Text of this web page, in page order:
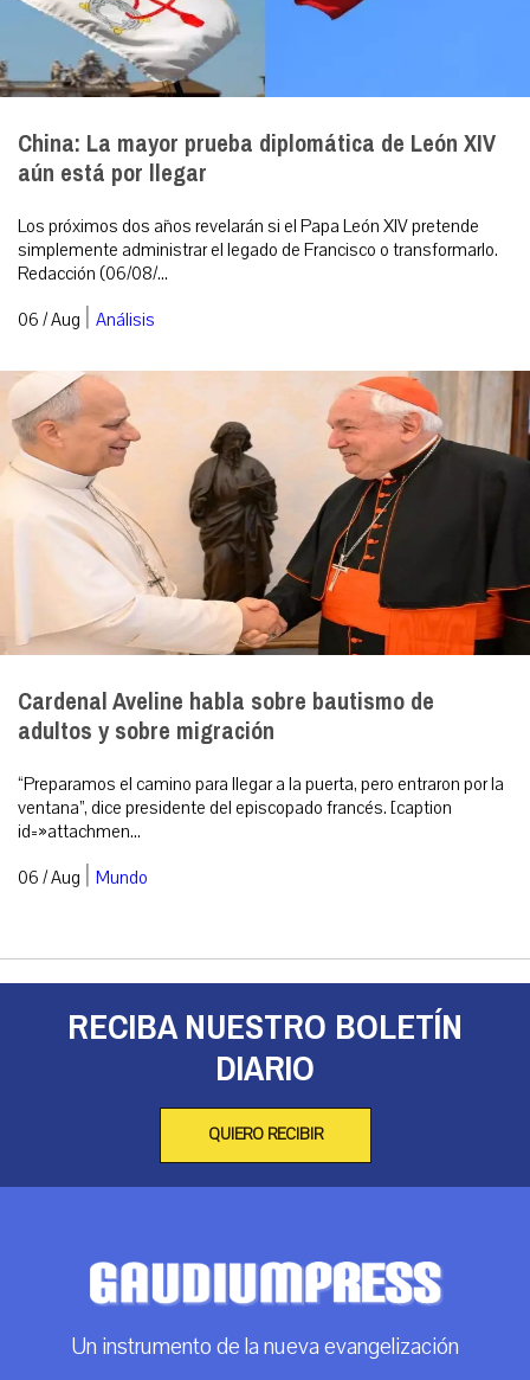
China: La mayor prueba diplomática de León XIV
aún está por llegar
Los próximos dos años revelarán si el Papa León XIV pretende
simplemente administrar el legado de Francisco o transformarlo.
Redacción (06/08/...
06 / Aug | Análisis
Cardenal Aveline habla sobre bautismo de
adultos y sobre migración
“Preparamos el camino para llegar a la puerta, pero entraron por la
ventana”, dice presidente del episcopado francés. [caption
id=»attachmen...
06 / Aug | Mundo
RECIBA NUESTRO BOLETÍN
DIARIO
QUIERO RECIBIR
Un instrumento de la nueva evangelización